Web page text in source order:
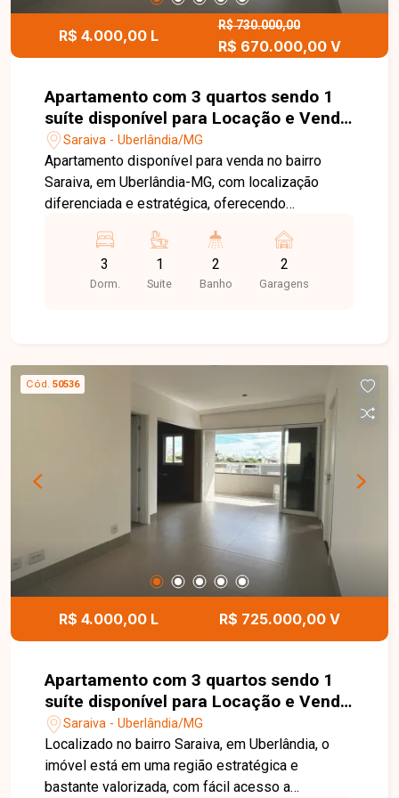
agende sua visita!
R$ 4.000,00 L
R$ 730.000,00
R$ 670.000,00 V
Apartamento com 3 quartos sendo 1
suíte disponível para Locação e Venda
no bairro Saraiva em Uberlândia-MG
Saraiva - Uberlândia/MG
Apartamento disponível para venda no bairro
Saraiva, em Uberlândia-MG, com localização
diferenciada e estratégica, oferecendo
você e sua família. Imóvel com 94,40 m², conta
com sala ampla, 03 dormitórios, sendo 01 suíte,
banheiro social e lavabo, além de um projeto
garagem em linha, sendo uma excelente opção
para quem busca morar bem em uma região
valorizada. Entre em contato e agende sua visita,
oportunidades como essa têm alta procura.
3
Dorm.
1
Suite
2
Banho
2
Garagens
Cód. 50536
R$ 4.000,00 L R$ 725.000,00 V
Apartamento com 3 quartos sendo 1
suíte disponível para Locação e Venda
no bairro Saraiva em Uberlândia-MG
Saraiva - Uberlândia/MG
Localizado no bairro Saraiva, em Uberlândia, o
imóvel está em uma região estratégica e
bastante valorizada, com fácil acesso a